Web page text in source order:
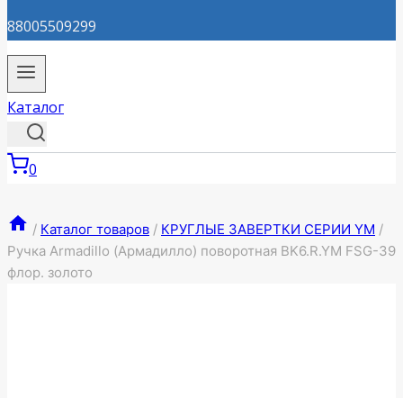
88005509299
Каталог
0
/ Каталог товаров / КРУГЛЫЕ ЗАВЕРТКИ СЕРИИ YM /
Ручка Armadillo (Армадилло) поворотная BK6.R.YM FSG-39
флор. золото